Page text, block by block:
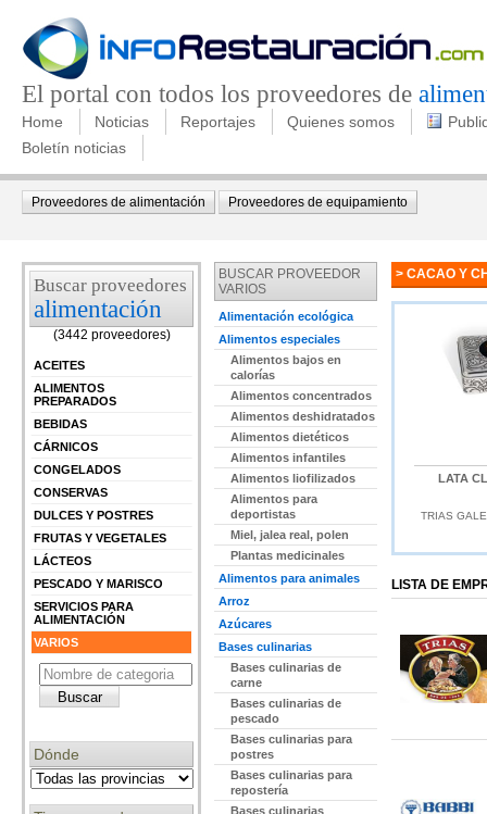
El portal con todos los proveedores de
Home Noticias Reportajes Quienes somos
Boletín noticias
Proveedores de alimentación Proveedores de equipamiento
Buscar proveedores
alimentación
(3442 proveedores)
ACEITES
ALIMENTOS
PREPARADOS
BEBIDAS
CÁRNICOS
CONGELADOS
CONSERVAS
DULCES Y POSTRES
FRUTAS Y VEGETALES
LÁCTEOS
PESCADO Y MARISCO
SERVICIOS PARA
ALIMENTACIÓN
VARIOS
Dónde
BUSCAR PROVEEDOR
VARIOS
Alimentación ecológica
Alimentos especiales
Alimentos bajos en
calorías
Alimentos concentrados
Alimentos deshidratados
Alimentos dietéticos
Alimentos infantiles
Alimentos liofilizados
Alimentos para
deportistas
Miel, jalea real, polen
Plantas medicinales
Alimentos para animales
Arroz
Azúcares
Bases culinarias
Bases culinarias de
carne
Bases culinarias de
pescado
Bases culinarias para
postres
Bases culinarias para
repostería
Bases culinarias
> CACAO Y
LATA
TRIAS
LISTA DE